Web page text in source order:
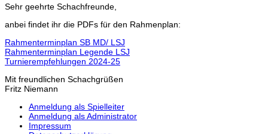
Sehr geehrte Schachfreunde,
anbei findet ihr die PDFs für den Rahmenplan:
Rahmenterminplan SB MD/ LSJ
Rahmenterminplan Legende LSJ
Turnierempfehlungen 2024-25
Mit freundlichen Schachgrüßen
Fritz Niemann
Anmeldung als Spielleiter
Anmeldung als Administrator
Impressum